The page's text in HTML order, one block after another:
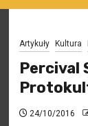
Artykuły Kultura
Percival
24/10/2016